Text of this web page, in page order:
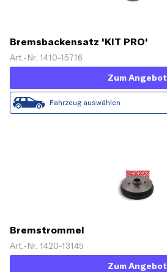
Bremsbackensatz 'KIT PRO'
Art.-Nr. 1410-15716
Zum Angebot
Fahrzeug auswählen
Bremstrommel
Art.-Nr. 1420-13145
Zum Angebot